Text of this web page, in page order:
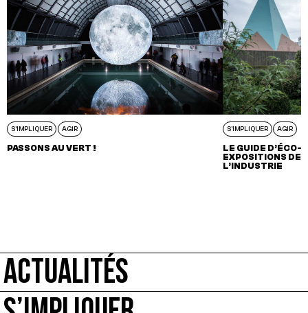
S'IMPLIQUER AGIR
PASSONS AU VERT !
S'IMPLIQUER AGIR
LE GUIDE D’ÉCO-
EXPOSITIONS DE
L’INDUSTRIE
ACTUALITÉS